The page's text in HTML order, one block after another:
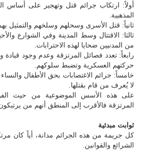
أولاً: ارتكاب جرائم قتل وتهجير على أساس
المذهبية.
ثانياً: قتل الأسرى وسحلهم وسلخهم والتمثيل
ثالثا: الاقتتال وسط المدينة وفي الشوارع
من المدنيين ضحايا لهذه الاحترابات.
رابعاً: تعدد فصائل المرتزقة وعدم وجود قيادة
حركتهم العسكرية وتضبط سلوكهم.
خامساً: جرائم الاغتصابات بحق الأطفال
لا يُعرف من قام بقتلها.
على هذه الأسس الموضوعية من حيث
المرتزقة فالأقرب إلى المنطق أنهم من
ثوابت مبدئية
كل جريمة من هذه الجرائم مدانة، أياً كان
الشرائع والقوانين.